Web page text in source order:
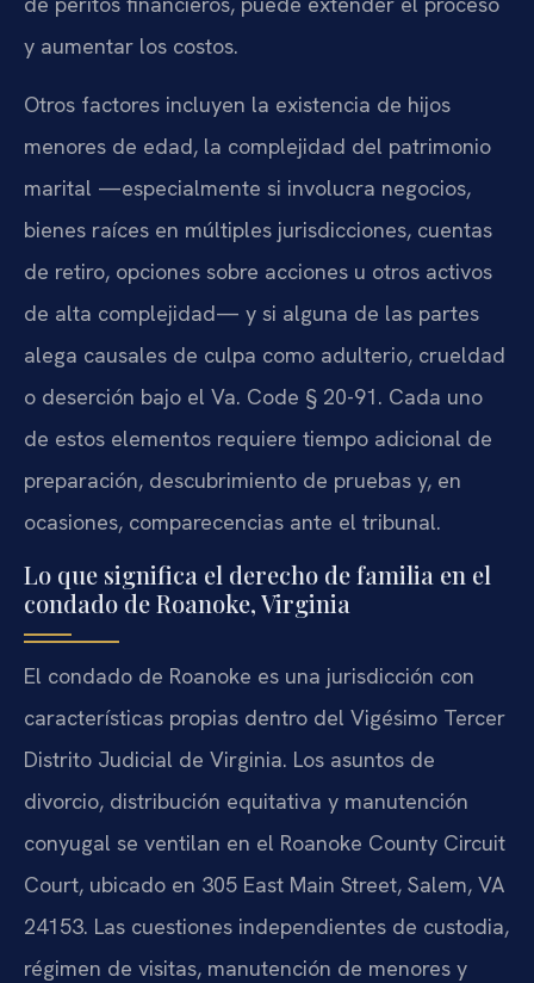
y aumentar los costos.
Otros factores incluyen la existencia de hijos
menores de edad, la complejidad del patrimonio
marital —especialmente si involucra negocios,
bienes raíces en múltiples jurisdicciones, cuentas
de retiro, opciones sobre acciones u otros activos
de alta complejidad— y si alguna de las partes
alega causales de culpa como adulterio, crueldad
o deserción bajo el Va. Code § 20-91. Cada uno
de estos elementos requiere tiempo adicional de
preparación, descubrimiento de pruebas y, en
ocasiones, comparecencias ante el tribunal.
Lo que significa el derecho de familia en el
condado de Roanoke, Virginia
El condado de Roanoke es una jurisdicción con
características propias dentro del Vigésimo Tercer
Distrito Judicial de Virginia. Los asuntos de
divorcio, distribución equitativa y manutención
conyugal se ventilan en el Roanoke County Circuit
Court, ubicado en 305 East Main Street, Salem, VA
24153. Las cuestiones independientes de custodia,
régimen de visitas, manutención de menores y